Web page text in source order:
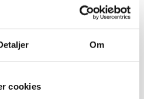
Om
cookies
omstendigheter som
krever en streng
a).
virkning. Tvert imot